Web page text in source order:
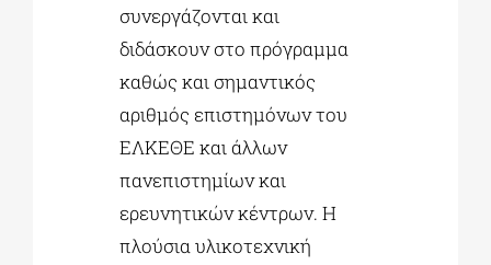
συνεργάζονται και
διδάσκουν στο πρόγραμμα
καθώς και σημαντικός
αριθμός επιστημόνων του
ΕΛΚΕΘΕ και άλλων
πανεπιστημίων και
ερευνητικών κέντρων. Η
πλούσια υλικοτεχνική